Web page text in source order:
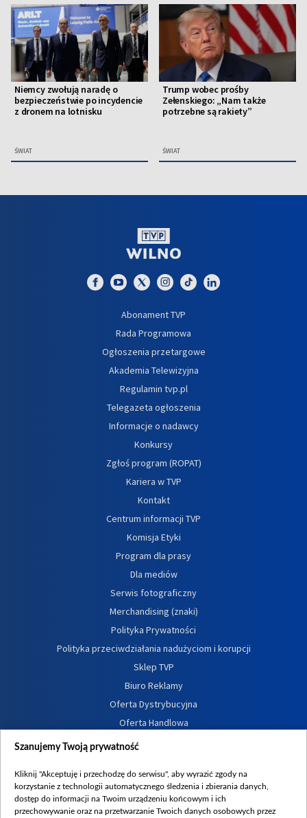
Niemcy zwołują naradę o
bezpieczeństwie po incydencie
z dronem na lotnisku
ŚWIAT
Trump wobec prośby
Zełenskiego: „Nam także
potrzebne są rakiety”
ŚWIAT
Abonament TVP
Rada Programowa
Ogłoszenia przetargowe
Akademia Telewizyjna
Regulamin tvp.pl
Telegazeta ogłoszenia
Informacje o nadawcy
Konkursy
Zgłoś program (ROPAT)
Kariera w TVP
Kontakt
Centrum informacji TVP
Komisja Etyki
Program dla prasy
Dla mediów
Serwis fotograficzny
Merchandising (znaki)
Polityka Prywatności
Polityka przeciwdziałania nadużyciom i korupcji
Sklep TVP
Biuro Reklamy
Oferta Dystrybucyjna
Oferta Handlowa
Dostępność
Procedura zgłoszeń wewnętrznych
Szanujemy Twoją prywatność
Kliknij "Akceptuję i przechodzę do serwisu", aby wyrazić zgody na
korzystanie z technologii automatycznego śledzenia i zbierania danych,
dostęp do informacji na Twoim urządzeniu końcowym i ich
przechowywanie oraz na przetwarzanie Twoich danych osobowych przez